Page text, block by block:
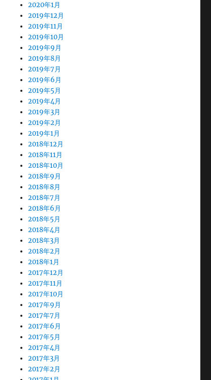
2020年1月
2019年12月
2019年11月
2019年10月
2019年9月
2019年8月
2019年7月
2019年6月
2019年5月
2019年4月
2019年3月
2019年2月
2019年1月
2018年12月
2018年11月
2018年10月
2018年9月
2018年8月
2018年7月
2018年6月
2018年5月
2018年4月
2018年3月
2018年2月
2018年1月
2017年12月
2017年11月
2017年10月
2017年9月
2017年7月
2017年6月
2017年5月
2017年4月
2017年3月
2017年2月